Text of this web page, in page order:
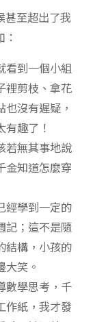
甚至超出了我
看到一個小組
裡剪枝、拿花
沒有遲疑，
趣了！
若無其事地說
金知道怎麼穿
經學到一定的
記；這不是隨
結構，小孩的
笑。
數學思考，千
作紙，我才發